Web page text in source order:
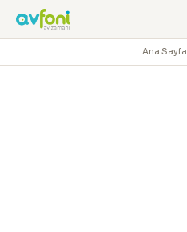
Ana Sayfa